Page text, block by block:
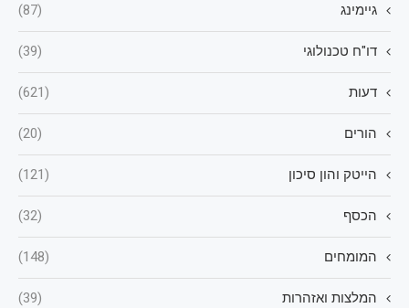
גיימינג (87)
דו"ח טכנולוגי (39)
דעות (621)
הורים (20)
הייטק והון סיכון (121)
הכסף (32)
המומחים (148)
המלצות ואזהרות (39)